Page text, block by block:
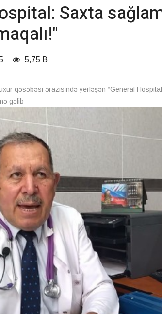
Saxta
5,75 B
qəsəbəsi ərazisində yerləşən “General
gəlib